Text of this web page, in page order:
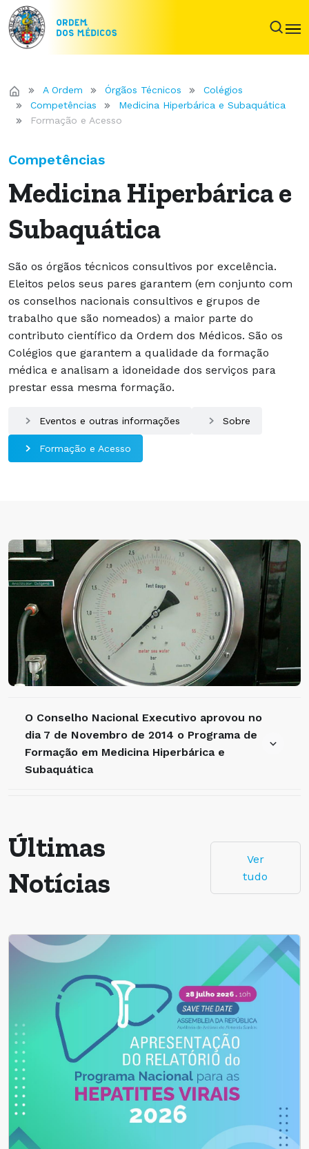
A Ordem Órgãos Técnicos
Colégios
Competências
Medicina Hiperbárica e Subaquática
Formação e Acesso
Competências
Medicina Hiperbárica e
Subaquática
São os órgãos técnicos consultivos por excelência.
Eleitos pelos seus pares garantem (em conjunto com
os conselhos nacionais consultivos e grupos de
trabalho que são nomeados) a maior parte do
contributo científico da Ordem dos Médicos. São os
Colégios que garantem a qualidade da formação
médica e analisam a idoneidade dos serviços para
prestar essa mesma formação.
Eventos e outras informações Sobre
Formação e Acesso
O Conselho Nacional Executivo aprovou no
dia 7 de Novembro de 2014 o Programa de
Formação em Medicina Hiperbárica e
Subaquática
Últimas
Notícias
Ver
tudo